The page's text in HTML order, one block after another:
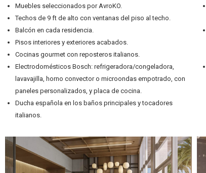
Muebles seleccionados por AvroKO.
Techos de 9 ft de alto con ventanas del piso al techo.
Balcón en cada residencia.
Pisos interiores y exteriores acabados.
Cocinas gourmet con reposteros italianos.
Electrodomésticos Bosch: refrigeradora/congeladora,
lavavajilla, horno convector o microondas empotrado, con
paneles personalizados, y placa de cocina.
Ducha española en los baños principales y tocadores
italianos.